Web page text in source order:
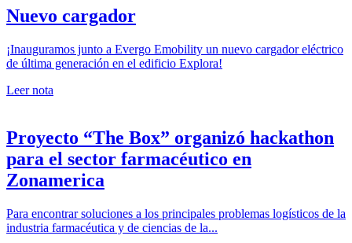
Nuevo cargador
¡Inauguramos junto a Evergo Emobility un nuevo cargador eléctrico
de última generación en el edificio Explora!
Leer nota
Proyecto “The Box” organizó hackathon
para el sector farmacéutico en
Zonamerica
Para encontrar soluciones a los principales problemas logísticos de la
industria farmacéutica y de ciencias de la...